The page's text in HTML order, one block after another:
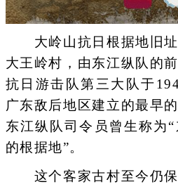
大岭山抗日根据地旧址
大王岭村，由东江纵队的
抗日游击队第三大队于
广东敌后地区建立的最早
东江纵队司令员曾生称为
的根据地”。
这个客家古村至今仍保